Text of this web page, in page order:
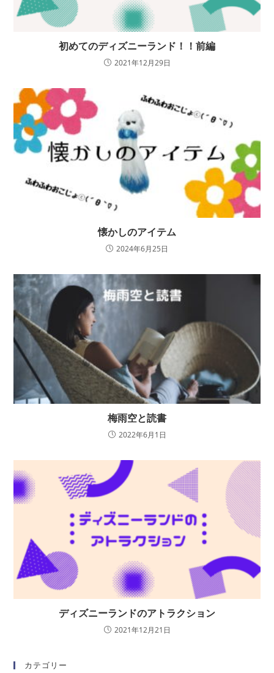
初めてのディズニーランド！！前編
2021年12月29日
懐かしのアイテム
2024年6月25日
梅雨空と読書
2022年6月1日
ディズニーランドのアトラクション
2021年12月21日
カテゴリー